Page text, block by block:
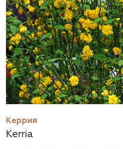
Керрия
Kerria